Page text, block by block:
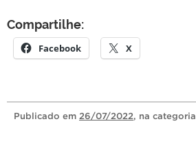
Compartilhe:
Facebook X
Publicado em 26/07/2022, na categoria